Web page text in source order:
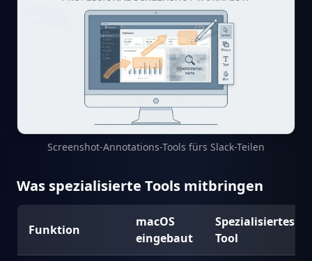
Screenshot-Annotations-Tools fürs Slack-Teilen
Was spezialisierte Tools mitbringen
Funktion
macOS
eingebaut
Spezialisiertes
Tool